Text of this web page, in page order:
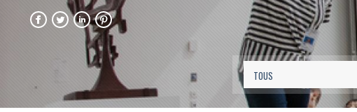
FACEBOOKTWITTERLINKEDINPINTEREST